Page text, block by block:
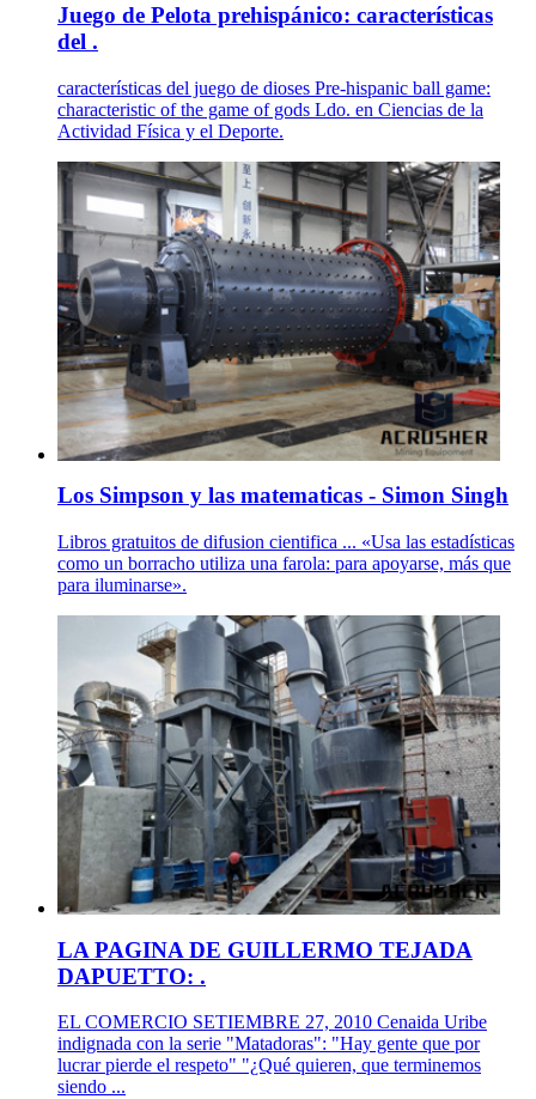
Juego de Pelota prehispánico: características
del .
características del juego de dioses Pre-hispanic ball game:
characteristic of the game of gods Ldo. en Ciencias de la
Actividad Física y el Deporte.
Los Simpson y las matematicas - Simon Singh
Libros gratuitos de difusion cientifica ... «Usa las estadísticas
como un borracho utiliza una farola: para apoyarse, más que
para iluminarse».
LA PAGINA DE GUILLERMO TEJADA
DAPUETTO: .
EL COMERCIO SETIEMBRE 27, 2010 Cenaida Uribe
indignada con la serie "Matadoras": "Hay gente que por
lucrar pierde el respeto" "¿Qué quieren, que terminemos
siendo ...